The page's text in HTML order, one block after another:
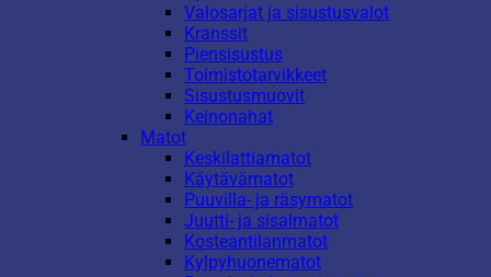
Valosarjat ja sisustusvalot
Kranssit
Piensisustus
Toimistotarvikkeet
Sisustusmuovit
Keinonahat
Matot
Keskilattiamatot
Käytävämatot
Puuvilla- ja räsymatot
Juutti- ja sisalmatot
Kosteantilanmatot
Kylpyhuonematot